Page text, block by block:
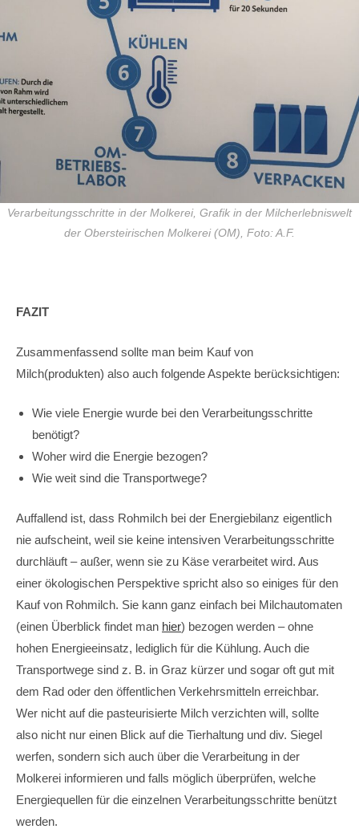
Verarbeitungsschritte in der Molkerei, Grafik in der Milcherlebniswelt
der Obersteirischen Molkerei (OM), Foto: A.F.
FAZIT
Zusammenfassend sollte man beim Kauf von
Milch(produkten) also auch folgende Aspekte berücksichtigen:
Wie viele Energie wurde bei den Verarbeitungsschritte
benötigt?
Woher wird die Energie bezogen?
Wie weit sind die Transportwege?
Auffallend ist, dass Rohmilch bei der Energiebilanz eigentlich
nie aufscheint, weil sie keine intensiven Verarbeitungsschritte
durchläuft – außer, wenn sie zu Käse verarbeitet wird. Aus
einer ökologischen Perspektive spricht also so einiges für den
Kauf von Rohmilch. Sie kann ganz einfach bei Milchautomaten
(einen Überblick findet man hier) bezogen werden – ohne
hohen Energieeinsatz, lediglich für die Kühlung. Auch die
Transportwege sind z. B. in Graz kürzer und sogar oft gut mit
dem Rad oder den öffentlichen Verkehrsmitteln erreichbar.
Wer nicht auf die pasteurisierte Milch verzichten will, sollte
also nicht nur einen Blick auf die Tierhaltung und div. Siegel
werfen, sondern sich auch über die Verarbeitung in der
Molkerei informieren und falls möglich überprüfen, welche
Energiequellen für die einzelnen Verarbeitungsschritte benützt
werden.